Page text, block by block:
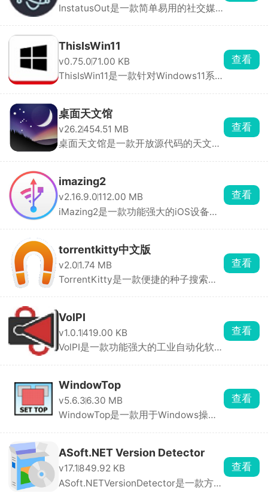
InstatusOut是一款简单易用的社交媒
ThisIsWin11
v0.75.071.00 KB
ThisIsWin11是一款针对Windows11系
查看
桌面天文馆
v26.2454.51 MB
桌面天文馆是一款开放源代码的天文学
查看
imazing2
v2.16.9.0112.00 MB
iMazing2是一款功能强大的iOS设备管
查看
torrentkitty中文版
v2.01.74 MB
TorrentKitty是一款便捷的种子搜索工
查看
VolPI
v1.0.1 419.00 KB
VolPI是一款功能强大的工业自动化软
查看
WindowTop
v5.6.36.30 MB
WindowTop是一款用于Windows操作
查看
ASoft.NET Version Detector
v17.1 849.92 KB
ASoft.NETVersionDetector是一款方便
查看